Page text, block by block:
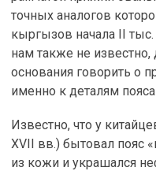
точных аналогов
кыргызов начала II
нам также не
основания говорить о
именно к деталям пояса
Известно, что у
XVII вв.) бытовал пояс
из кожи и украшался